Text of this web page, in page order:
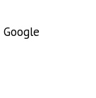
Google